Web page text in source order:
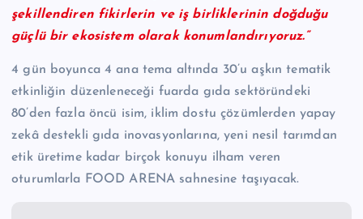
şekillendiren fikirlerin ve iş birliklerinin doğduğu
güçlü bir ekosistem olarak konumlandırıyoruz.”
4 gün boyunca 4 ana tema altında 30’u aşkın tematik
etkinliğin düzenleneceği fuarda gıda sektöründeki
80’den fazla öncü isim, iklim dostu çözümlerden yapay
zekâ destekli gıda inovasyonlarına, yeni nesil tarımdan
etik üretime kadar birçok konuyu ilham veren
oturumlarla FOOD ARENA sahnesine taşıyacak.